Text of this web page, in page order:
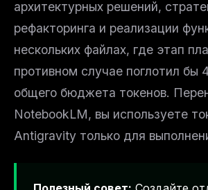
архитектурных решений,
рефакторинга и реализации
нескольких файлах, где этап
противном случае поглотил бы
общего бюджета токенов.
NotebookLM, вы используете
Antigravity только для